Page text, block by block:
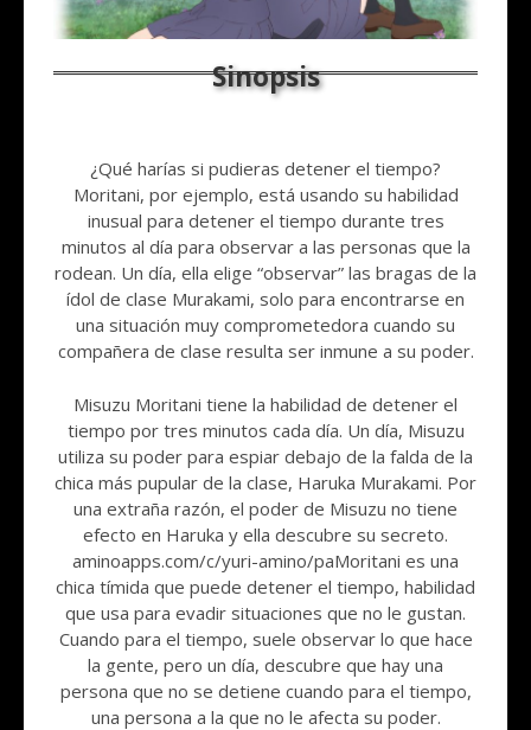
¿Qué harías si pudieras detener el tiempo?
Moritani, por ejemplo, está usando su habilidad
inusual para detener el tiempo durante tres
minutos al día para observar a las personas que la
rodean. Un día, ella elige “observar” las bragas de la
ídol de clase Murakami, solo para encontrarse en
una situación muy comprometedora cuando su
compañera de clase resulta ser inmune a su poder.
Misuzu Moritani tiene la habilidad de detener el
tiempo por tres minutos cada día. Un día, Misuzu
utiliza su poder para espiar debajo de la falda de la
chica más pupular de la clase, Haruka Murakami. Por
una extraña razón, el poder de Misuzu no tiene
efecto en Haruka y ella descubre su secreto.
aminoapps.com/c/yuri-amino/paMoritani es una
chica tímida que puede detener el tiempo, habilidad
que usa para evadir situaciones que no le gustan.
Cuando para el tiempo, suele observar lo que hace
la gente, pero un día, descubre que hay una
persona que no se detiene cuando para el tiempo,
una persona a la que no le afecta su poder.